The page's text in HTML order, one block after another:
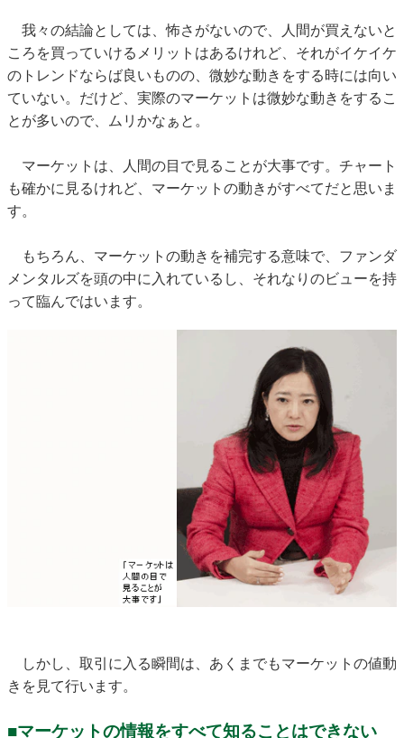
我々の結論としては、怖さがないので、人間が買えないと
ころを買っていけるメリットはあるけれど、それがイケイケ
のトレンドならば良いものの、微妙な動きをする時には向い
ていない。だけど、実際のマーケットは微妙な動きをするこ
とが多いので、ムリかなぁと。
マーケットは、人間の目で見ることが大事です。チャート
も確かに見るけれど、マーケットの動きがすべてだと思いま
す。
もちろん、マーケットの動きを補完する意味で、ファンダ
メンタルズを頭の中に入れているし、それなりのビューを持
って臨んではいます。
しかし、取引に入る瞬間は、あくまでもマーケットの値動
きを見て行います。
■マーケットの情報をすべて知ることはできない